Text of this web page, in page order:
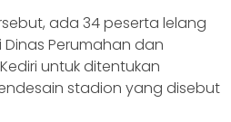
ada 34 peserta lelang
Perumahan dan
untuk ditentukan
stadion yang disebut